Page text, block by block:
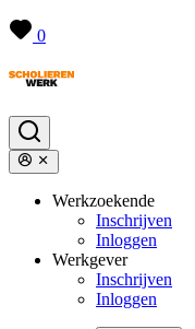
0
Werkzoekende
Inschrijven
Inloggen
Werkgever
Inschrijven
Inloggen